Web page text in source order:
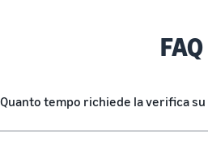
FAQ
Quanto tempo richiede la verifica su